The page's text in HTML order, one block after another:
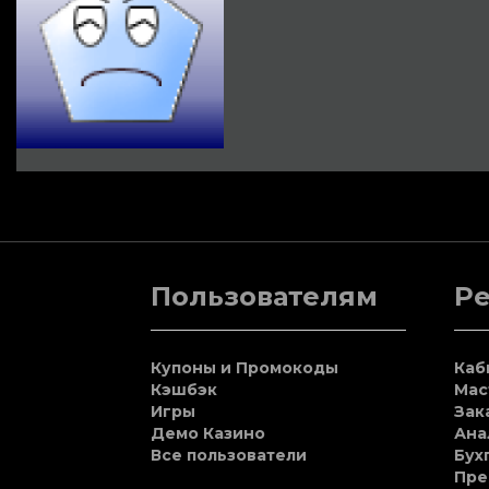
Пользователям
Купоны и Промокоды
Кэшбэк
Игры
Демо Казино
Все пользователи